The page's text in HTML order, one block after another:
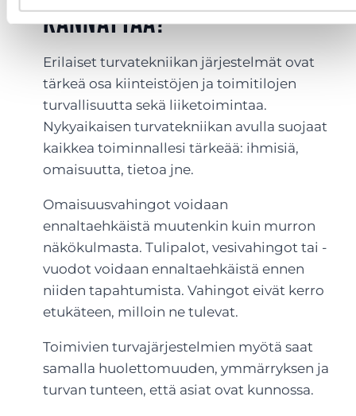
kannattaa?
Erilaiset turvatekniikan järjestelmät ovat
tärkeä osa kiinteistöjen ja toimitilojen
turvallisuutta sekä liiketoimintaa.
Nykyaikaisen turvatekniikan avulla suojaat
kaikkea toiminnallesi tärkeää: ihmisiä,
omaisuutta, tietoa jne.
Omaisuusvahingot voidaan
ennaltaehkäistä muutenkin kuin murron
näkökulmasta. Tulipalot, vesivahingot tai -
vuodot voidaan ennaltaehkäistä ennen
niiden tapahtumista. Vahingot eivät kerro
etukäteen, milloin ne tulevat.
Toimivien turvajärjestelmien myötä saat
samalla huolettomuuden, ymmärryksen ja
turvan tunteen, että asiat ovat kunnossa.